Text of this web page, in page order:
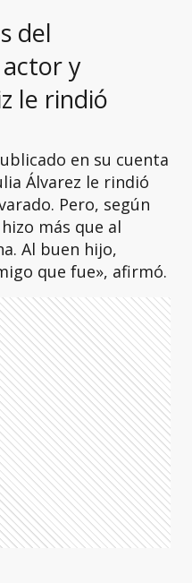
del
y
le rindió
en su cuenta
Álvarez le rindió
Pero, según
más que al
Al buen hijo,
que fue», afirmó.